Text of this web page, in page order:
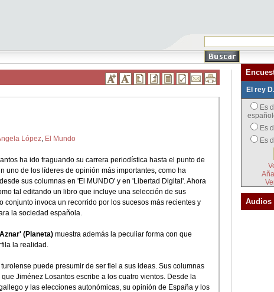
López, El Mundo
ha ido fraguando su carrera periodística hasta el punto de
uno de los líderes de opinión más importantes, como ha
sus columnas en 'El MUNDO' y en 'Libertad Digital'. Ahora
tal editando un libro que incluye una selección de sus
conjunto invoca un recorrido por los sucesos más recientes y
la sociedad española.
(Planeta) muestra además la peculiar forma con que
la realidad.
puede presumir de ser fiel a sus ideas. Sus columnas
Jiménez Losantos escribe a los cuatro vientos. Desde la
y las elecciones autonómicas, su opinión de España y los
El rey
Es
Es
Es
Audios